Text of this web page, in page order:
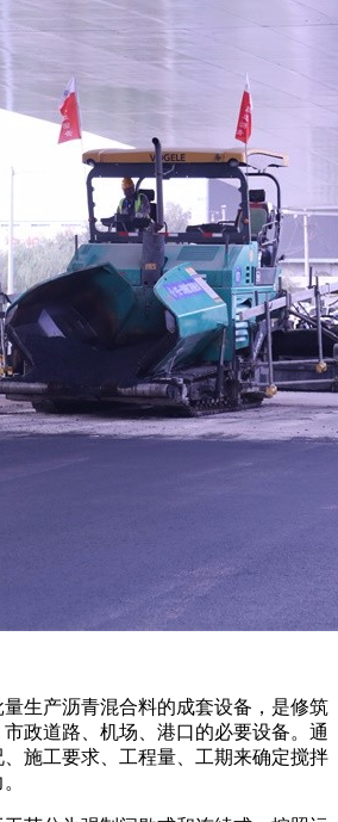
生产沥青混合料的成套设备，是修筑
政道路、机场、港口的必要设备。通
施工要求、工程量、工期来确定搅拌